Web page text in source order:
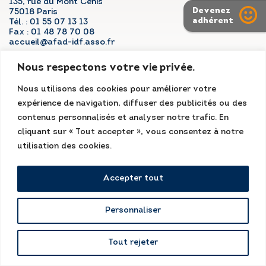
Nous respectons votre vie privée.
Nous utilisons des cookies pour améliorer votre
expérience de navigation, diffuser des publicités ou des
contenus personnalisés et analyser notre trafic. En
cliquant sur « Tout accepter », vous consentez à notre
utilisation des cookies.
Personnaliser
Tout rejeter
Accepter tout
135, rue du Mont Cenis
75018 Paris
Tél. : 01 55 07 13 13
Fax : 01 48 78 70 08
accueil@afad-idf.asso.fr
Facebook Instagram
Mentions légales
Conditions générales
Kissagram Design
Devenez
adhérent